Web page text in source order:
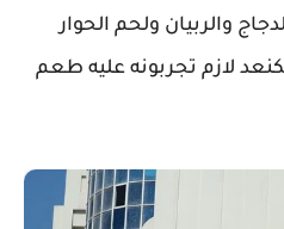
والربيان ولحم الحوار
لازم تجربونه عليه طعم